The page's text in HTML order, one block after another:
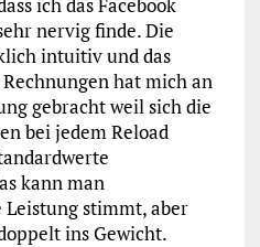
nervig finde. Die
intuitiv und das
hat mich an
gebracht weil sich die
bei jedem Reload
kann man
stimmt, aber
ins Gewicht.